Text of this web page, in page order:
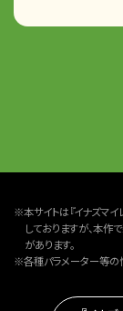
※本サイトは『イナズマイ
しておりますが、本作
があります。
※各種パラメーター等の